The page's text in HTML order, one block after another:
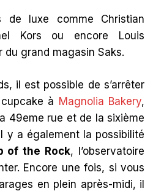
de luxe comme Christian
Kors ou encore Louis
du grand magasin Saks.
il est possible de s’arrêter
à Magnolia Bakery,
49eme rue et de la sixième
y a également la possibilité
of the Rock, l’observatoire
Encore une fois, si vous
en plein après-midi, il